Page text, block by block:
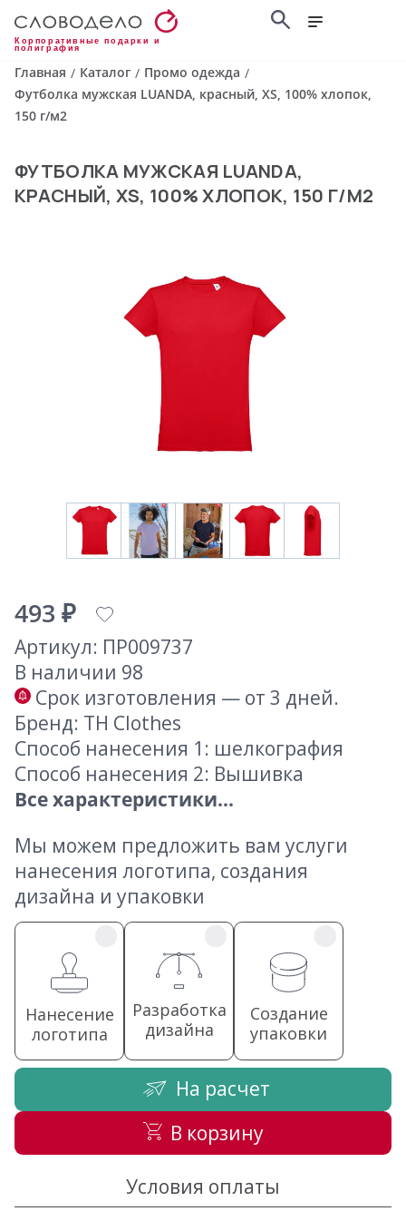
Корпоративные подарки и
полиграфия
Главная / Каталог / Промо одежда /
Футболка мужская LUANDA, красный, XS, 100% хлопок,
150 г/м2
ФУТБОЛКА МУЖСКАЯ LUANDA,
КРАСНЫЙ, XS, 100% ХЛОПОК, 150 Г/М2
493 ₽
Артикул: ПР009737
В наличии 98
Срок изготовления — от 3 дней.
Бренд: TH Clothes
Способ нанесения 1: шелкография
Способ нанесения 2: Вышивка
Все характеристики...
Мы можем предложить вам услуги
нанесения логотипа, создания
дизайна и упаковки
Нанесение
логотипа
Разработка
дизайна
Создание
упаковки
На расчет
В корзину
Условия оплаты